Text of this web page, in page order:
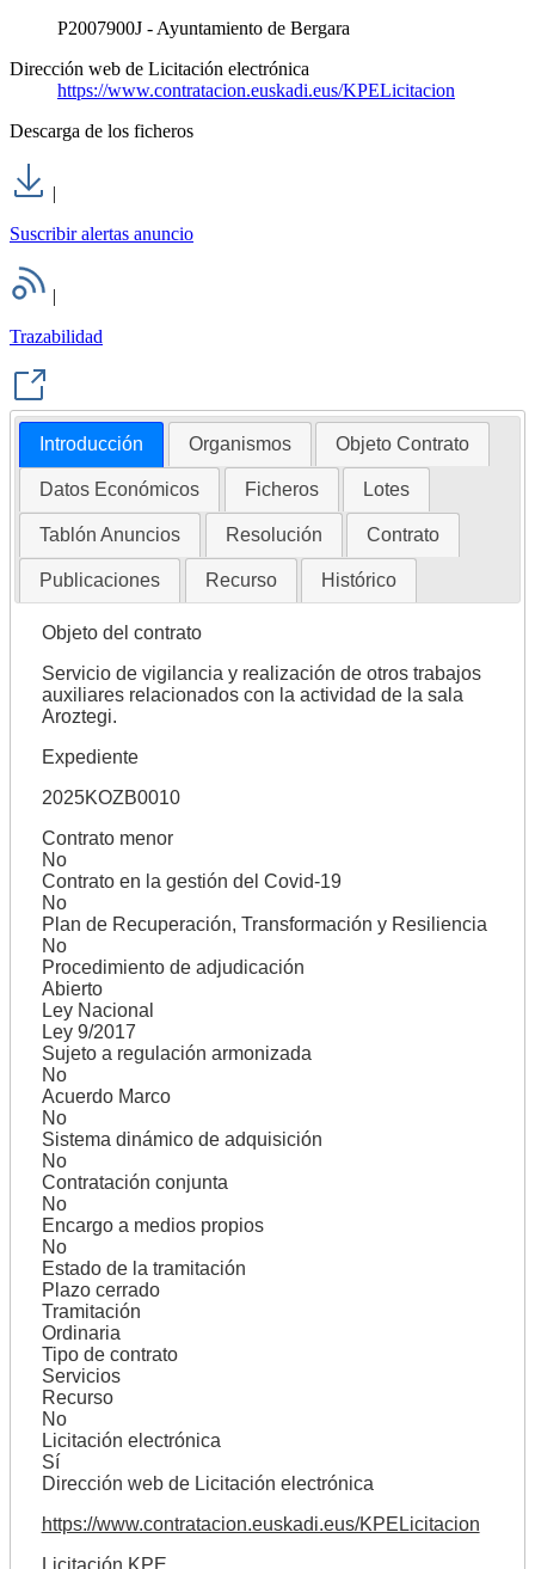
P2007900J - Ayuntamiento de Bergara
Dirección web de Licitación electrónica
https://www.contratacion.euskadi.eus/KPELicitacion
Descarga de los ficheros
|
Suscribir alertas anuncio
|
Trazabilidad
Introducción Organismos Objeto Contrato
Datos Económicos Ficheros Lotes
Tablón Anuncios Resolución Contrato
Publicaciones Recurso Histórico
Objeto del contrato
Servicio de vigilancia y realización de otros trabajos
auxiliares relacionados con la actividad de la sala
Aroztegi.
Expediente
2025KOZB0010
Contrato menor
No
Contrato en la gestión del Covid-19
No
Plan de Recuperación, Transformación y Resiliencia
No
Procedimiento de adjudicación
Abierto
Ley Nacional
Ley 9/2017
Sujeto a regulación armonizada
No
Acuerdo Marco
No
Sistema dinámico de adquisición
No
Contratación conjunta
No
Encargo a medios propios
No
Estado de la tramitación
Plazo cerrado
Tramitación
Ordinaria
Tipo de contrato
Servicios
Recurso
No
Licitación electrónica
Sí
Dirección web de Licitación electrónica
https://www.contratacion.euskadi.eus/KPELicitacion
Licitación KPE